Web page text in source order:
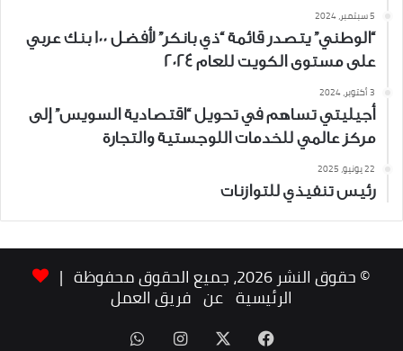
5 سبتمبر، 2024
“الوطني” يتصدر قائمة “ذي بانكر” لأفضل 100 بنك عربي
على مستوى الكويت للعام 2024
3 أكتوبر، 2024
أجيليتي تساهم في تحويل “اقتصادية السويس” إلى
مركز عالمي للخدمات اللوجستية والتجارة
22 يونيو، 2025
رئيس تنفيذي للتوازنات
© حقوق النشر 2026، جميع الحقوق محفوظة |
الرئيسية عن فريق العمل
فيسبوك
انستقرامواتساب